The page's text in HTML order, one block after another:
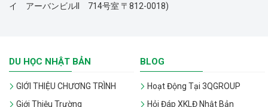
イ アーバンビルII 714号室 〒812-0018)
DU HỌC NHẬT BẢN
GIỚI THIỆU CHƯƠNG TRÌNH
Giới Thiệu Trường
BLOG
Hoạt Động Tại 3QGROUP
Hỏi Đáp XKLĐ Nhật Bản